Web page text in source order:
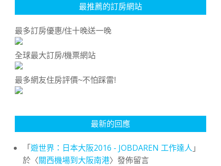
最推薦的訂房網站
最多訂房優惠/住十晚送一晚
全球最大訂房/機票網站
最多網友住房評價~不怕踩雷!
最新的回應
「遊世界：日本大阪2016 - JOBDAREN 工作達人 」
於〈關西機場到大阪南港〉發佈留言